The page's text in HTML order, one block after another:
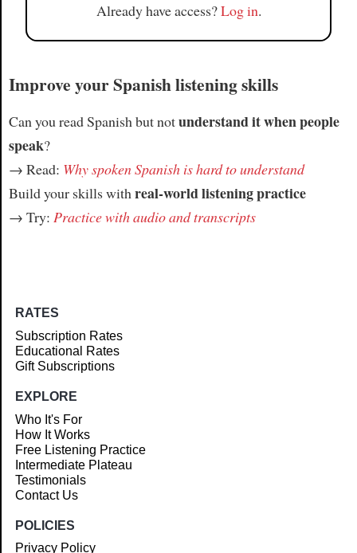
Already have access?Log in.
Improve your Spanish listening skills
Can you read Spanish but notunderstand it when people
speak?
→ Read: Why spoken Spanish is hard to understand
Build your skills with real-world listening practice
→ Try: Practice with audio and transcripts
RATES
Subscription Rates
Educational Rates
Gift Subscriptions
EXPLORE
Who It's For
How It Works
Free Listening Practice
Intermediate Plateau
Testimonials
Contact Us
POLICIES
Privacy Policy